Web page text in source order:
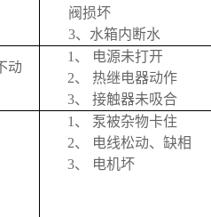
阀损坏
3、 水箱内断水
动
1、
电源未打开
2、 热继电器动作
3、 接触器未吸合
1、 泵被杂物卡住
2、
电线松动、缺相
3、
电机坏